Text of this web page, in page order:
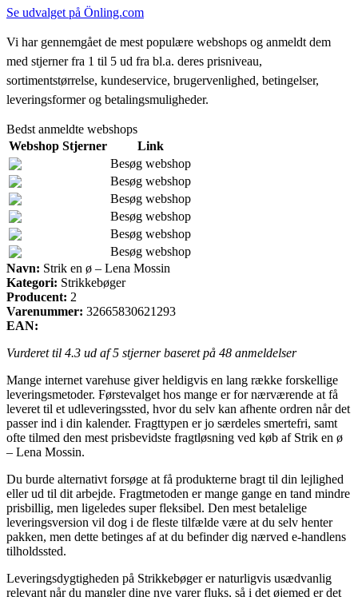
Se udvalget på Önling.com
Vi har gennemgået de mest populære webshops og anmeldt dem
med stjerner fra 1 til 5 ud fra bl.a. deres prisniveau,
sortimentstørrelse, kundeservice, brugervenlighed, betingelser,
leveringsformer og betalingsmuligheder.
Bedst anmeldte webshops
Webshop Stjerner
Link
Besøg webshop
Besøg webshop
Besøg webshop
Besøg webshop
Besøg webshop
Besøg webshop
Navn: Strik en ø – Lena Mossin
Kategori: Strikkebøger
Producent: 2
Varenummer: 32665830621293
EAN:
Vurderet til 4.3 ud af 5 stjerner baseret på 48 anmeldelser
Mange internet varehuse giver heldigvis en lang række forskellige
leveringsmetoder. Førstevalget hos mange er for nærværende at få
leveret til et udleveringssted, hvor du selv kan afhente ordren når det
passer ind i din kalender. Fragttypen er jo særdeles smertefri, samt
ofte tilmed den mest prisbevidste fragtløsning ved køb af Strik en ø
– Lena Mossin.
Du burde alternativt forsøge at få produkterne bragt til din lejlighed
eller ud til dit arbejde. Fragtmetoden er mange gange en tand mindre
prisbillig, men ligeledes super fleksibel. Den mest betalelige
leveringsversion vil dog i de fleste tilfælde være at du selv henter
pakken, men dette betinges af at du befinder dig nærved e-handlens
tilholdssted.
Leveringsdygtigheden på Strikkebøger er naturligvis usædvanlig
relevant når du mangler dine nye varer fluks, så i det øjemed er det